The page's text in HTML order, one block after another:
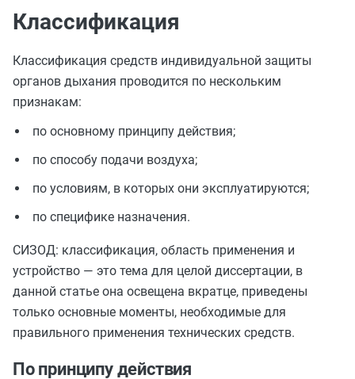
Классификация
Классификация средств индивидуальной защиты
органов дыхания проводится по нескольким
признакам:
по основному принципу действия;
по способу подачи воздуха;
по условиям, в которых они эксплуатируются;
по специфике назначения.
СИЗОД: классификация, область применения и
устройство — это тема для целой диссертации, в
данной статье она освещена вкратце, приведены
только основные моменты, необходимые для
правильного применения технических средств.
По принципу действия